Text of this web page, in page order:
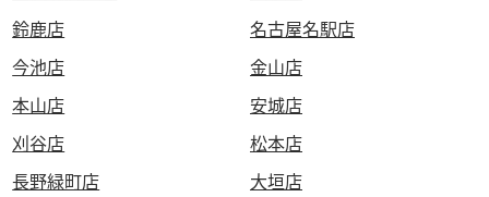
鈴鹿店
名古屋名駅店
今池店
金山店
本山店
安城店
刈谷店
松本店
長野緑町店
大垣店